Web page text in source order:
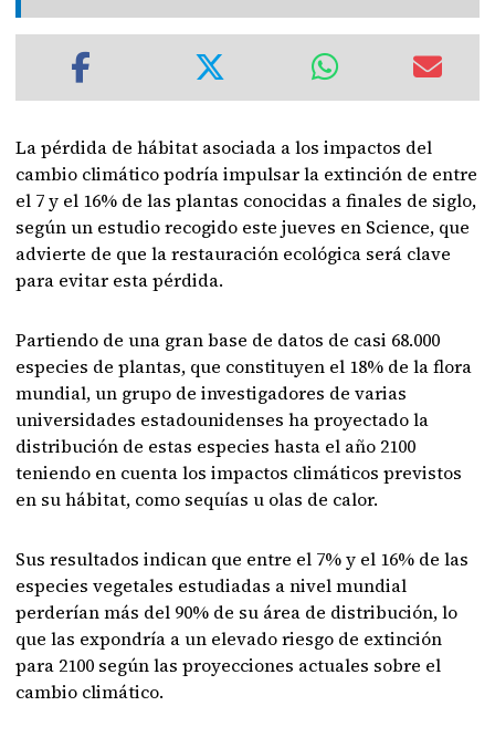
La pérdida de hábitat asociada a los impactos del
cambio climático podría impulsar la extinción de entre
el 7 y el 16% de las plantas conocidas a finales de siglo,
según un estudio recogido este jueves en Science, que
advierte de que la restauración ecológica será clave
para evitar esta pérdida.
Partiendo de una gran base de datos de casi 68.000
especies de plantas, que constituyen el 18% de la flora
mundial, un grupo de investigadores de varias
universidades estadounidenses ha proyectado la
distribución de estas especies hasta el año 2100
teniendo en cuenta los impactos climáticos previstos
en su hábitat, como sequías u olas de calor.
Sus resultados indican que entre el 7% y el 16% de las
especies vegetales estudiadas a nivel mundial
perderían más del 90% de su área de distribución, lo
que las expondría a un elevado riesgo de extinción
para 2100 según las proyecciones actuales sobre el
cambio climático.